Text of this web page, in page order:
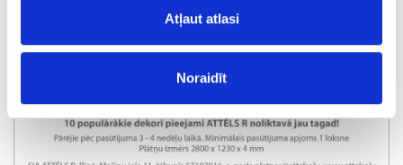
Atļaut atlasi
Noraidīt